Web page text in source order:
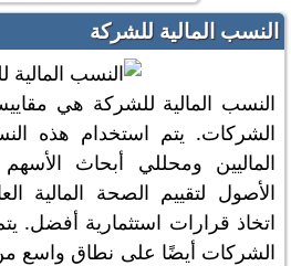
النسب المالية للشركة
النسب المالية للشركة هي
الشركات. يتم استخدام هذه
الماليين ومحللي أبحاث
الأصول لتقييم الصحة المالية
اتخاذ قرارات استثمارية أفضل.
الشركات أيضًا على نطاق واسع من